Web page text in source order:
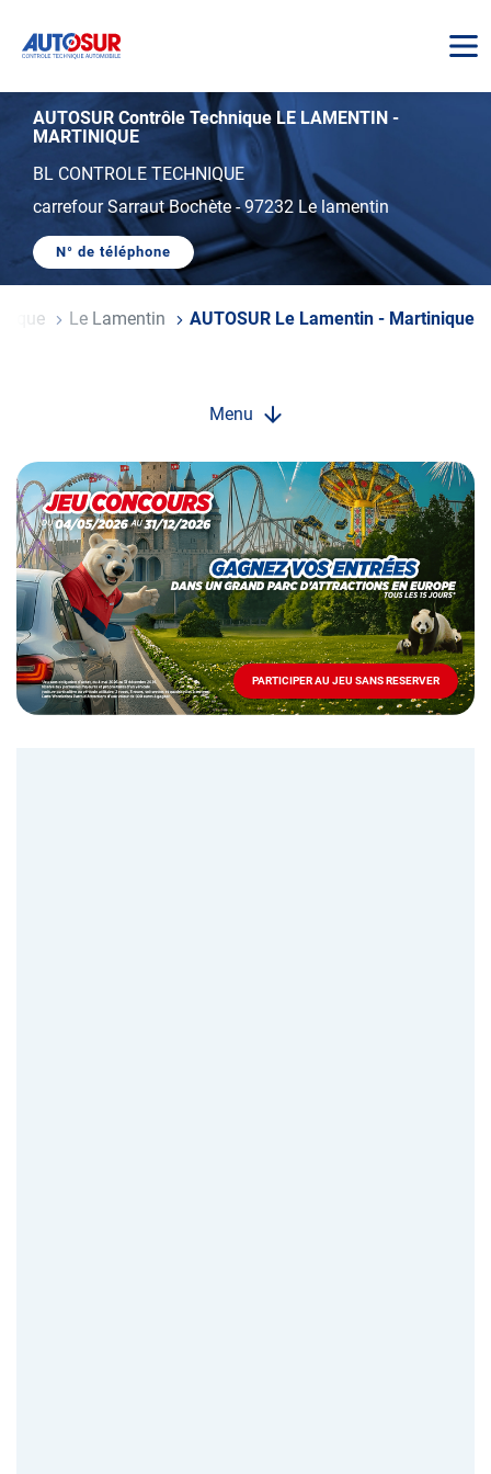
AUTOSUR
AUTOSUR Contrôle Technique LE LAMENTIN -
MARTINIQUE
BL CONTROLE TECHNIQUE
carrefour Sarraut Bochète-97232 Le lamentin
N° de téléphone
AFFICHER
TÉLÉPHONE
Le Lamentin AUTOSUR Le Lamentin - Martinique
Menu
Opération
spéciale
Mai
-
Décembre
2026
Locations
PARTICIPER AU JEU SANS RESERVER
PARTICIPER
AU
JEU